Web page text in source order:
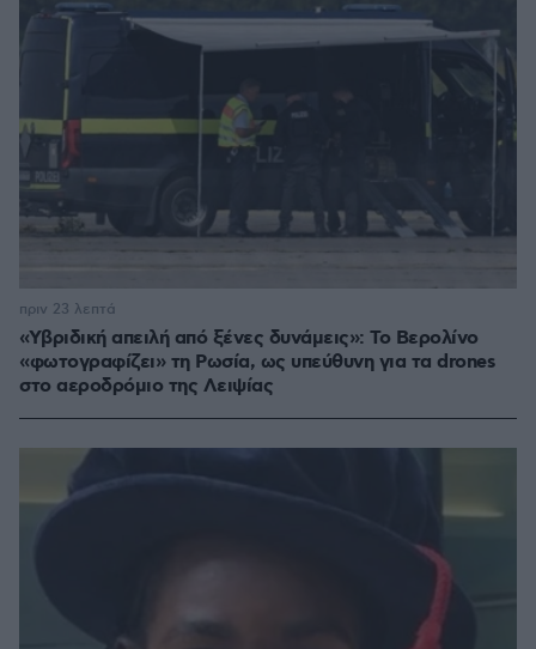
«Υβριδική απειλή από ξένες δυνάμεις»: Το Βερολίνο
«φωτογραφίζει» τη Ρωσία, ως υπεύθυνη για τα drones
στο αεροδρόμιο της Λειψίας
πριν 23 λεπτά